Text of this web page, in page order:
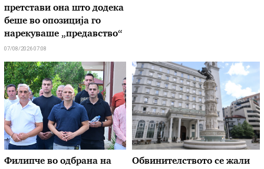
претстави она што додека
беше во опозиција го
нарекуваше „предавство“
07/08/2026 07:08
Филипче во одбрана на
Обвинителството се жали